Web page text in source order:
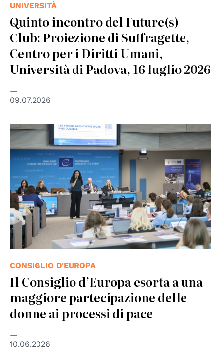
UNIVERSITÀ
Quinto incontro del Future(s)
Club: Proiezione di Suffragette,
Centro per i Diritti Umani,
Università di Padova, 16 luglio 2026
09.07.2026
© Conseil de l'Europe, Strasbourg
CONSIGLIO D'EUROPA
Il Consiglio d’Europa esorta a una
maggiore partecipazione delle
donne ai processi di pace
10.06.2026